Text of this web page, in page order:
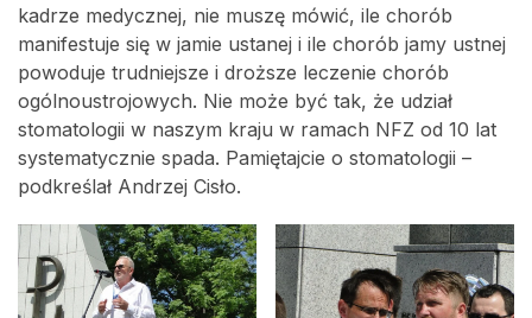
kadrze medycznej, nie muszę mówić, ile chorób
manifestuje się w jamie ustanej i ile chorób jamy ustnej
powoduje trudniejsze i droższe leczenie chorób
ogólnoustrojowych. Nie może być tak, że udział
stomatologii w naszym kraju w ramach NFZ od 10 lat
systematycznie spada. Pamiętajcie o stomatologii –
podkreślał Andrzej Cisło.